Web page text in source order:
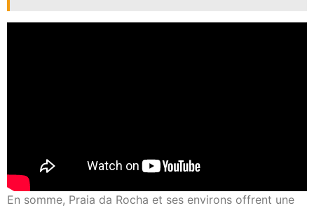
En somme, Praia da Rocha et ses environs offrent une